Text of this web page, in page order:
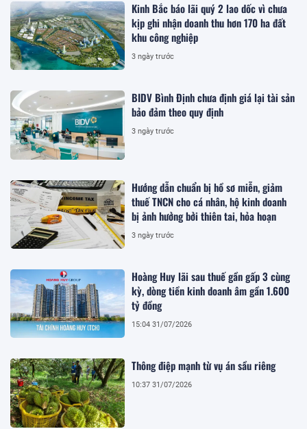
Kinh Bắc báo lãi quý 2 lao dốc vì chưa
kịp ghi nhận doanh thu hơn 170 ha đất
khu công nghiệp
3 ngày trước
BIDV Bình Định chưa định giá lại tài sản
bảo đảm theo quy định
3 ngày trước
Hướng dẫn chuẩn bị hồ sơ miễn, giảm
thuế TNCN cho cá nhân, hộ kinh doanh
bị ảnh hưởng bởi thiên tai, hỏa hoạn
3 ngày trước
Hoàng Huy lãi sau thuế gần gấp 3 cùng
kỳ, dòng tiền kinh doanh âm gần 1.600
tỷ đồng
15:04 31/07/2026
Thông điệp mạnh từ vụ án sầu riêng
10:37 31/07/2026